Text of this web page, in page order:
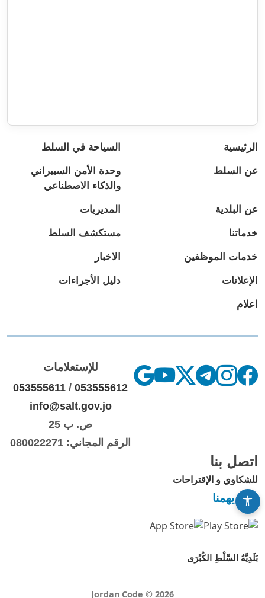
الرئيسية السياحة في السلط
عن السلط
وحدة الأمن السيبراني
والذكاء الاصطناعي
عن البلدية المديريات
خدماتنا مستكشف السلط
خدمات الموظفين الاخبار
الإعلانات دليل الأجراءات
اعلام
للإستعلامات
053555611 / 053555612
info@salt.gov.jo
ص. ب 25
الرقم المجاني: 080022271
اتصل بنا
للشكاوي و الإقتراحات
رأيك يهمنا
بَلَدِيَّةُ السَّلْطِ الكُبْرَى
Jordan Code © 2026